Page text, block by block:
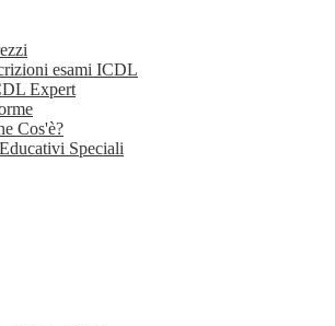
esami ICDL
Expert
Cos'è?
Speciali